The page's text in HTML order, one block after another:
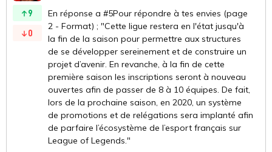
9
0
En réponse a #5Pour répondre à tes envies (page
2 - Format) ; "Cette ligue restera en l'état jusqu'à
la fin de la saison pour permettre aux structures
de se développer sereinement et de construire un
projet d’avenir. En revanche, à la fin de cette
première saison les inscriptions seront à nouveau
ouvertes afin de passer de 8 à 10 équipes. De fait,
lors de la prochaine saison, en 2020, un système
de promotions et de relégations sera implanté afin
de parfaire l’écosystème de l’esport français sur
League of Legends."